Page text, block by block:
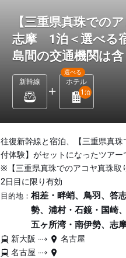
【三重県真珠での
志摩 1泊＜選べる
島間の交通機関は
新幹線 ホテル
選べる
1 泊
往復新幹線と宿泊、【三重県真
付体験】がセットになったツアー
※【三重県真珠でのアコヤ真珠取
2日目に限り有効
目的地： 相差・畔蛸、鳥羽、答
勢、浦村・石鏡・国崎
五ヶ所湾・南伊勢、志
新大阪
名古屋
名古屋